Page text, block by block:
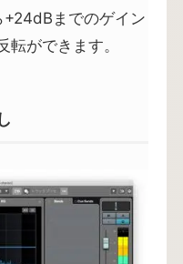
までのゲイン
ができます。